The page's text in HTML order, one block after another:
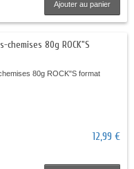
Ajouter au panier
chemises 80g ROCK"S
80g ROCK"S format
12,99 €